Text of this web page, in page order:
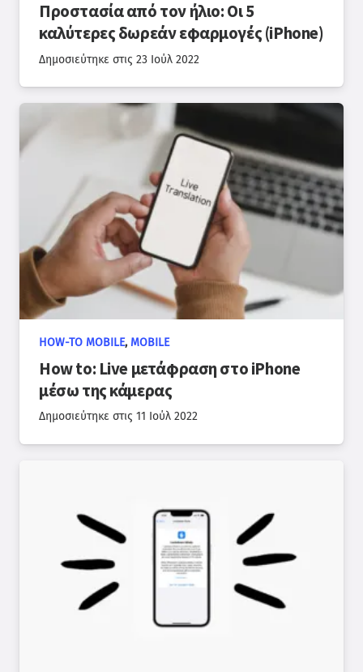
Προστασία από τον ήλιο: Οι 5
καλύτερες δωρεάν εφαρμογές (iPhone)
Δημοσιεύτηκε στις 23 Ιούλ 2022
HOW-TO MOBILE, MOBILE
How to: Live μετάφραση στο iPhone
μέσω της κάμερας
Δημοσιεύτηκε στις 11 Ιούλ 2022